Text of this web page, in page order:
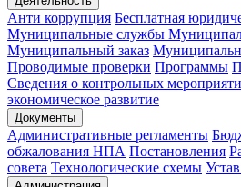
Анти коррупция Бесплатная
Муниципальные службы
Муниципальный заказ
Проводимые проверки Программы
Сведения о контрольных
экономическое развитие
Документы
Административные регламенты
обжалования НПА Постановления
совета Технологические схемы